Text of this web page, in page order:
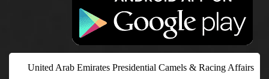
United Arab Emirates Presidential Camels & Racing Affairs